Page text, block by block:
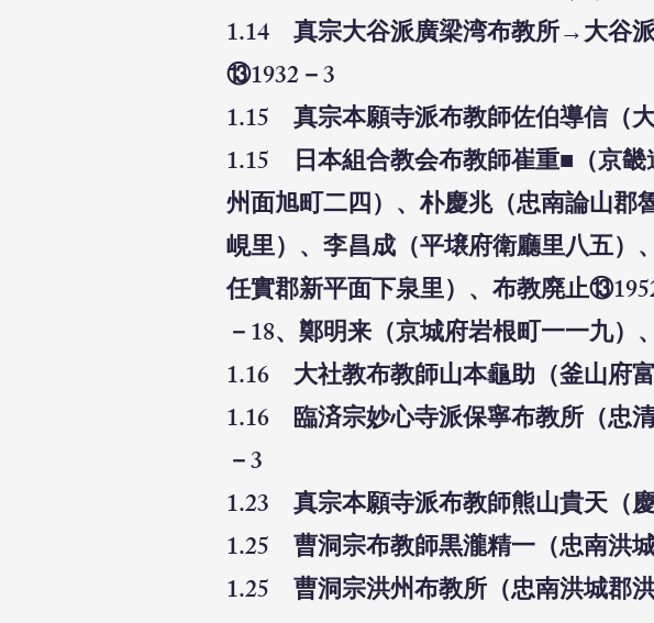
1.14 真宗大谷派廣梁湾布教所→大谷
⑬1932－3
1.15 真宗本願寺派布教師佐伯導信（
1.15 日本組合教会布教師崔重■（京
州面旭町二四）、朴慶兆（忠南論山郡
峴里）、李昌成（平壌府衛廳里八五）
任實郡新平面下泉里）、布教廃止
－18、鄭明来（京城府岩根町一一九
1.16 大社教布教師山本龜助（釜山府
1.16 臨済宗妙心寺派保寧布教所（忠
－3
1.23 真宗本願寺派布教師熊山貴天（
1.25 曹洞宗布教師黒瀧精一（忠南洪
1.25 曹洞宗洪州布教所（忠南洪城郡